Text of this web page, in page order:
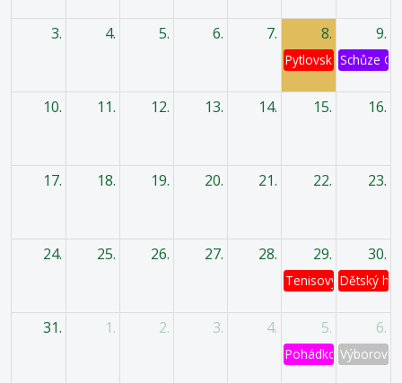
3. 4. 5. 6. 7. 8.
Pytlovská káď
9.
Schůze OV
10. 11. 12. 13. 14. 15. 16.
17. 18. 19. 20. 21. 22. 23.
24. 25. 26. 27. 28. 29.
Tenisový turnaj
30.
Dětský
31. 1. 2. 3. 4. 5.
Pohádkový les
6.
Výborová